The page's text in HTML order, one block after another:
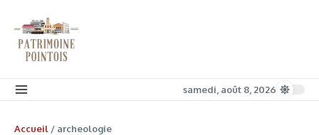
samedi, août 8, 2026
Accueil / archeologie